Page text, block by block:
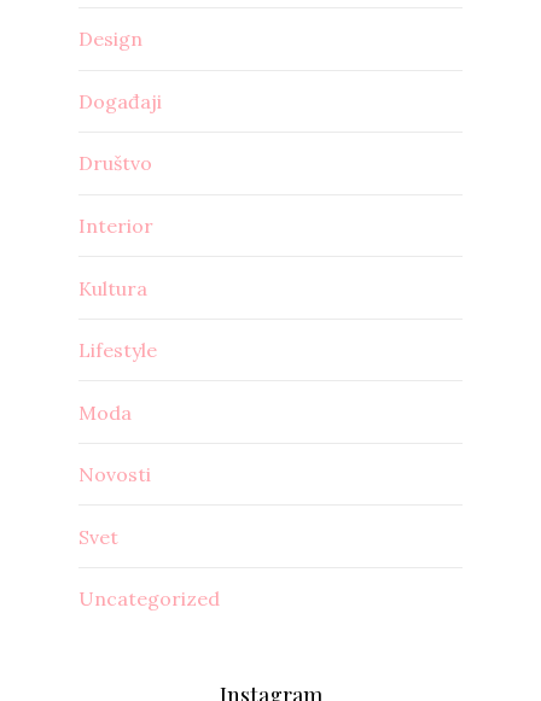
Design
Događaji
Društvo
Interior
Kultura
Lifestyle
Moda
Novosti
Svet
Uncategorized
Instagram